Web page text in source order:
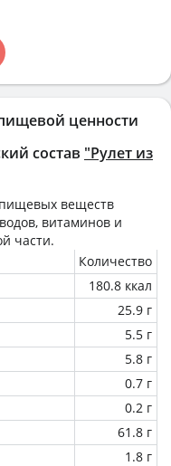
ценности
состав "Рулет из
веществ
витаминов и
части.
Количество
180.8 ккал
25.9 г
5.5 г
5.8 г
0.7 г
0.2 г
61.8 г
1.8 г